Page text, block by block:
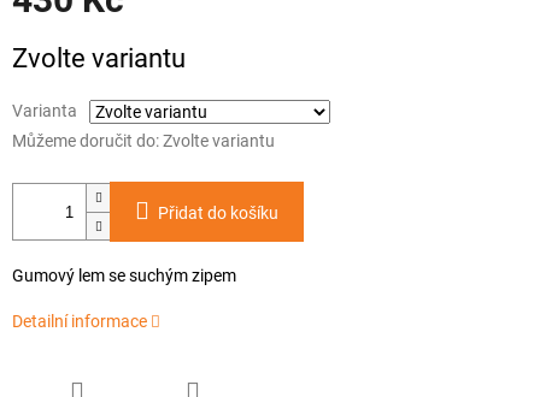
cena:
Zvolte variantu
Varianta
Můžeme doručit do:Zvolte variantu
Přidat do košíku
Gumový lem se suchým zipem
Detailní informace